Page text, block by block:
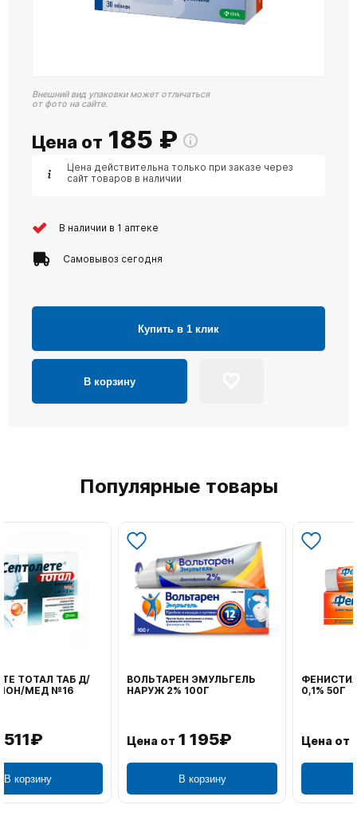
Внешний вид упаковки может отличаться
от фото на сайте.
Цена от 185 ₽
Цена действительна только при заказе через
сайт товаров в наличии
В наличии в 1 аптеке
Самовывоз сегодня
Купить в 1 клик
В корзину
Популярные товары
ВОЛЬТАРЕН ЭМУЛЬГЕЛЬ
НАРУЖ 2% 100Г
Цена от
ФЕНИСТИЛ ГЕЛЬ НАРУЖ
0,1% 50Г
Цена от